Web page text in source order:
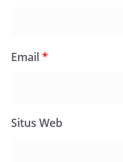
Email*
Situs Web